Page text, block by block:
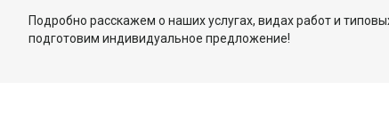
Подробно расскажем о наших услугах, видах работ и
подготовим индивидуальное предложение!